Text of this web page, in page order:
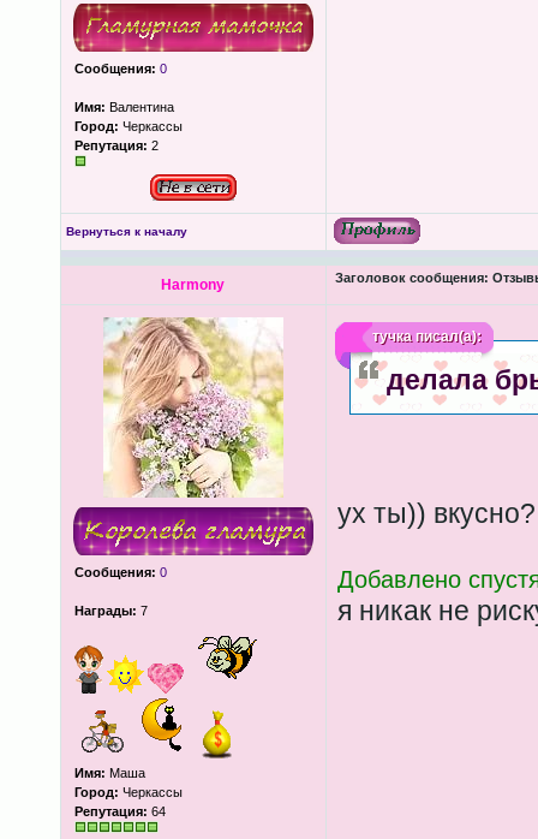
Сообщения: 0
Имя: Валентина
Город: Черкассы
Репутация: 2
Вернуться к началу
Harmony Заголовок сообщения:
Сообщения: 0
Награды: 7
Имя: Маша
Город: Черкассы
Репутация: 64
тучкаписал(а):
делала
ух ты)) вкусно?
Добавлено
я никак не